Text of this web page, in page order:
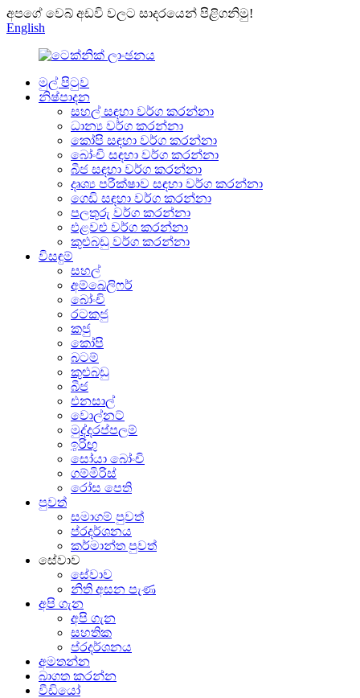
අපගේ වෙබ් අඩවි වලට සාදරයෙන් පිළිගනිමු!
English
මුල් පිටුව
නිෂ්පාදන
සහල් සඳහා වර්ග කරන්නා
ධාන්‍ය වර්ග කරන්නා
කෝපි සඳහා වර්ග කරන්නා
බෝංචි සඳහා වර්ග කරන්නා
බීජ සඳහා වර්ග කරන්නා
දෘශ්‍ය පරීක්ෂාව සඳහා වර්ග කරන්නා
ගෙඩි සඳහා වර්ග කරන්නා
පලතුරු වර්ග කරන්නා
එළවළු වර්ග කරන්නා
කුළුබඩු වර්ග කරන්නා
විසඳුම්
සහල්
අම්බෙලිෆර්
බෝංචි
රටකජු
කජු
කෝපි
බටම්
කුළුබඩු
බීජ
එනසාල්
වොල්නට්
මුද්දරප්පලම්
ඉරිඟු
සෝයා බෝංචි
ගම්මිරිස්
රෝස පෙති
පුවත්
සමාගම් පුවත්
ප්රදර්ශනය
කර්මාන්ත පුවත්
සේවාව
සේවාව
නිති අසන පැණ
අපි ගැන
අපි ගැන
සහතික
ප්රදර්ශනය
අමතන්න
බාගත කරන්න
වීඩියෝ